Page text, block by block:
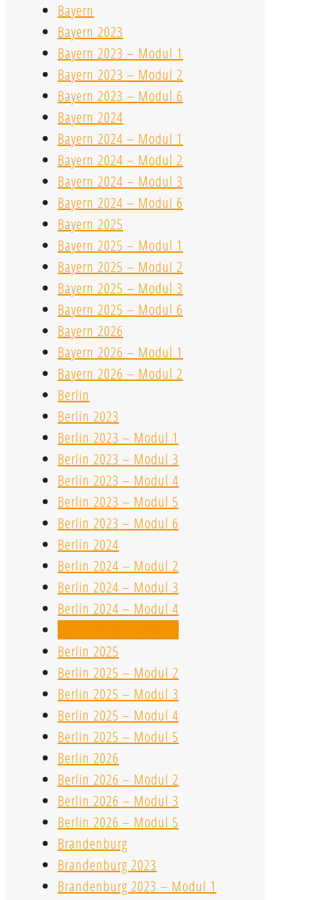
Bayern
Bayern 2023
Bayern 2023 – Modul 1
Bayern 2023 – Modul 2
Bayern 2023 – Modul 6
Bayern 2024
Bayern 2024 – Modul 1
Bayern 2024 – Modul 2
Bayern 2024 – Modul 3
Bayern 2024 – Modul 6
Bayern 2025
Bayern 2025 – Modul 1
Bayern 2025 – Modul 2
Bayern 2025 – Modul 3
Bayern 2025 – Modul 6
Bayern 2026
Bayern 2026 – Modul 1
Bayern 2026 – Modul 2
Berlin
Berlin 2023
Berlin 2023 – Modul 1
Berlin 2023 – Modul 3
Berlin 2023 – Modul 4
Berlin 2023 – Modul 5
Berlin 2023 – Modul 6
Berlin 2024
Berlin 2024 – Modul 2
Berlin 2024 – Modul 3
Berlin 2024 – Modul 4
Berlin 2025
Berlin 2025 – Modul 2
Berlin 2025 – Modul 3
Berlin 2025 – Modul 4
Berlin 2025 – Modul 5
Berlin 2026
Berlin 2026 – Modul 2
Berlin 2026 – Modul 3
Berlin 2026 – Modul 5
Brandenburg
Brandenburg 2023
Brandenburg 2023 – Modul 1